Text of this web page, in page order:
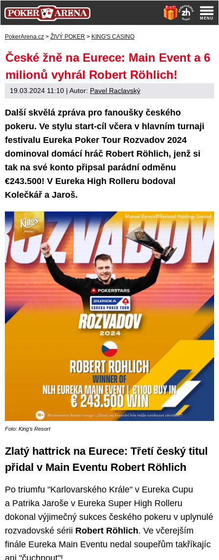
PokerArena.cz > ŽIVÝ POKER > KING'S CASINO
České žně na Eurece: Main Event a 6
milionů vyhrál Robert Röhlich!
19.03.2024 11:10 | Autor: Pavel Raclavský
Další skvělá zpráva pro fanoušky českého
pokeru. Ve stylu start-cíl včera v hlavním turnaji
festivalu Eureka Poker Tour Rozvadov 2024
dominoval domácí hráč Robert Röhlich, jenž si
tak na své konto připsal parádní odměnu
€243.500! V Eureka High Rolleru bodoval
Kolečkář a Jaroš.
Foto: King’s Resort
Zlatý hattrick na Eurece: Třetí český titul
přidal v Main Eventu Robert Röhlich
Po triumfu "Karlovarského Krále" v Eureka Cupu
a Patrika Jaroše v Eureka Super High Rolleru
dokonal výjimečný sukces českého pokeru v uplynulé
rozvadovské sérii Robert Röhlich. Ve včerejším
finále Eureka Main Eventu nedal soupeřům takříkajíc
ani "čuchnout"!